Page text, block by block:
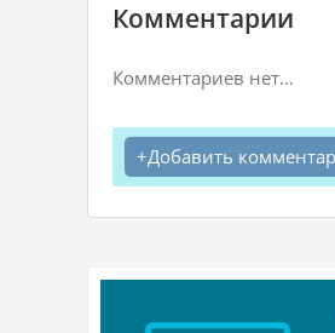
Комментарии
Комментариев нет...
Добавить